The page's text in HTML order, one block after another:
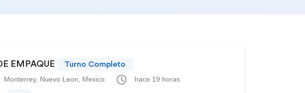
EMPAQUE
Turno Completo
Monterrey, Nuevo Leon, Mexico hace 19 horas